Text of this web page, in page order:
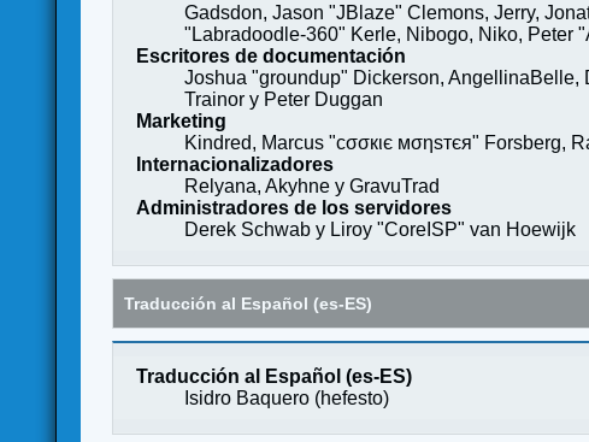
Gadsdon, Jason "JBlaze" Clemons, Jerry,
"Labradoodle-360" Kerle, Nibogo, Niko, Peter
Escritores de documentación
Joshua "groundup" Dickerson,
Trainor y Peter Duggan
Marketing
Kindred, Marcus "cσσкιє мσηѕтєя" Forsberg,
Internacionalizadores
Relyana, Akyhne y GravuTrad
Administradores de los servidores
Derek Schwab y Liroy "CoreISP" van Hoewijk
Traducción al Español (es-ES)
Traducción al Español (es-ES)
Isidro Baquero (hefesto)